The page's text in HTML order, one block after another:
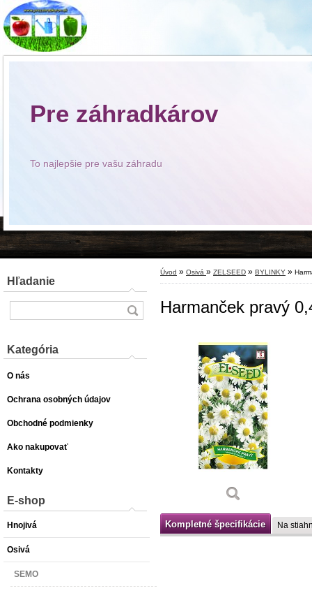
Pre záhradkárov
To najlepšie pre vašu záhradu
Hľadanie
Kategória
O nás
Ochrana osobných údajov
Obchodné podmienky
Ako nakupovať
Kontakty
E-shop
Hnojivá
Osivá
SEMO
Úvod » Osivá » ZELSEED » BYLINKY »
Harmanček pravý
Kompletné špecifikácie Na